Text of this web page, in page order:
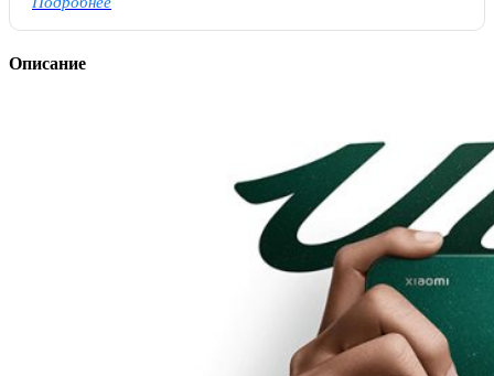
Описание